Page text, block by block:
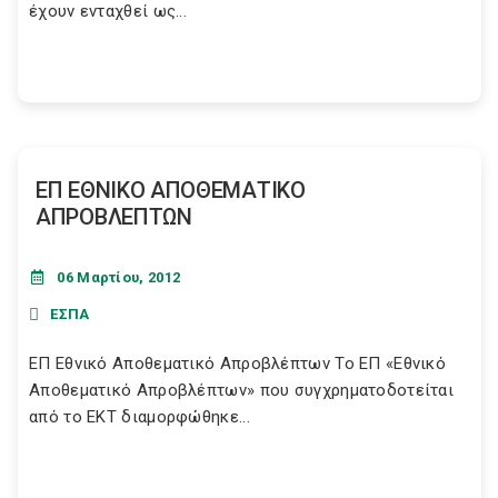
έχουν ενταχθεί ως...
ΕΠ ΕΘΝΙΚΟ ΑΠΟΘΕΜΑΤΙΚΟ
ΑΠΡΟΒΛΕΠΤΩΝ
06 Μαρτίου, 2012
ΕΣΠΑ
ΕΠ Εθνικό Αποθεματικό Απροβλέπτων Το ΕΠ «Εθνικό
Αποθεματικό Απροβλέπτων» που συγχρηματοδοτείται
από το ΕΚΤ διαμορφώθηκε...